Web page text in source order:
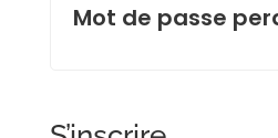
Mot de passe